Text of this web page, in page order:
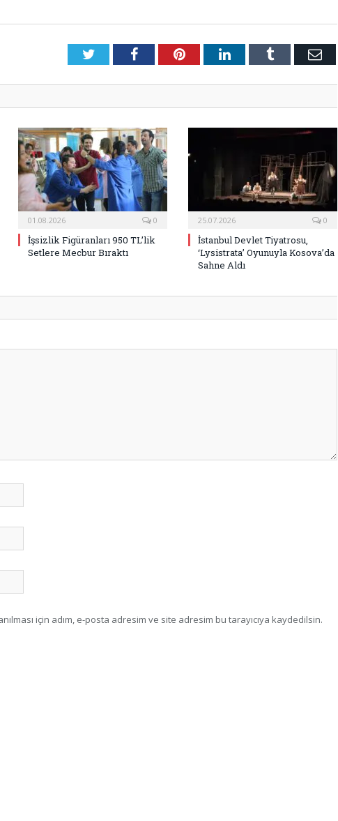
TwitterFacebookPinterestLinkedInTumblr E-
01.08.2026 0
İşsizlik Figüranları 950 TL’lik
Setlere Mecbur Bıraktı
25.07.2026 0
İstanbul Devlet Tiyatrosu,
‘Lysistrata’ Oyunuyla Kosova’da
Sahne Aldı
için adım, e-posta adresim ve site adresim bu tarayıcıya kaydedilsin.